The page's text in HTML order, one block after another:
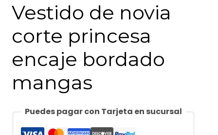
Vestido de novia
corte princesa
encaje bordado
mangas
Puedes pagar con Tarjeta en sucursal